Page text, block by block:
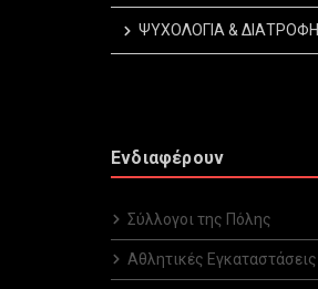
ΨΥΧΟΛΟΓΙΑ & ΔΙΑΤΡΟΦΗ
Ενδιαφέρουν
Σύλλογοι της Πόλης
Αθλητικές Εγκαταστάσεις